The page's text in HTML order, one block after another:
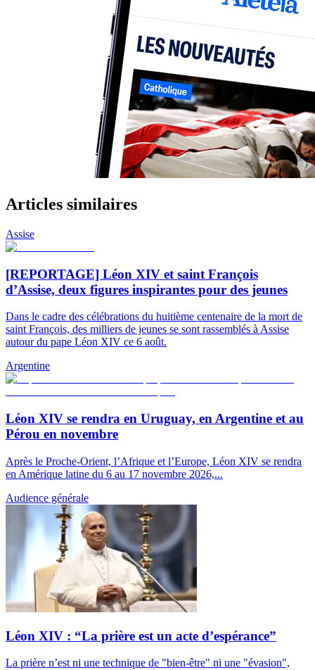
Articles similaires
Assise
[REPORTAGE] Léon XIV et saint François
d’Assise, deux figures inspirantes pour des jeunes
Dans le cadre des célébrations du huitième centenaire de la mort de
saint François, des milliers de jeunes se sont rassemblés à Assise
autour du pape Léon XIV ce 6 août.
Argentine
Léon XIV se rendra en Uruguay, en Argentine et au
Pérou en novembre
Après le Proche-Orient, l’Afrique et l’Europe, Léon XIV se rendra
en Amérique latine du 6 au 17 novembre 2026,...
Audience générale
Léon XIV : “La prière est un acte d’espérance”
La prière n’est ni une technique de "bien-être" ni une "évasion",